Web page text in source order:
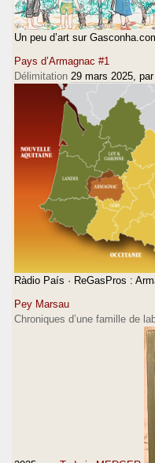
Un peu d’art sur
Pays d’Armagnac #1
Délimitation 29 mars 2025 , par
Ràdio País · ReGasPros :
Pey Marsau
Chroniques d’une famille de